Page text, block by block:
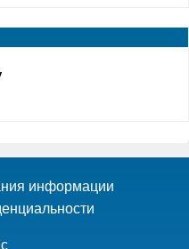
информации